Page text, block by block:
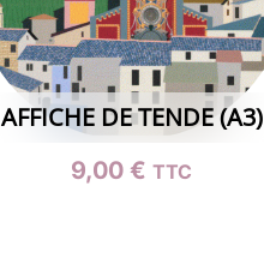
AFFICHE DE TENDE (A3)
9,00€ TTC